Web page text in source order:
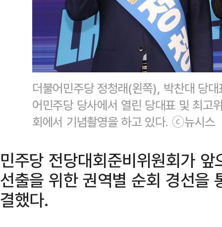
더불어민주당 정청래(왼쪽), 박찬대 당
어민주당 당사에서 열린 당대표 및 최고
회에서 기념촬영을 하고 있다. ⓒ뉴시스
민주당 전당대회준비위원회가
선출을 위한 권역별 순회 경선을
결했다.